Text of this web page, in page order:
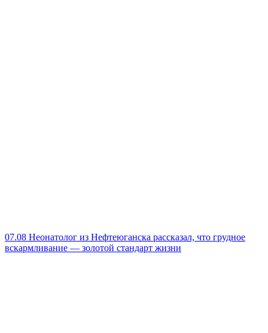
07.08 Неонатолог из Нефтеюганска рассказал, что грудное
вскармливание — золотой стандарт жизни